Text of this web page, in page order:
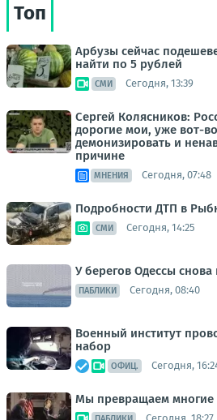
Топ
Арбузы сейчас
найти по 5 рублей
СМИ Сегодня, 13:39
Сергей Колясников:
дорогие мои, уже вот-
демонизировать и
причине
МНЕНИЯ Сегодня, 07:48
Подробности ДТП в
СМИ Сегодня, 14:25
У берегов Одессы снова
ПАБЛИКИ Сегодня, 08:40
Военный институт
набор
ОФИЦ. Сегодня,
Мы превращаем многие